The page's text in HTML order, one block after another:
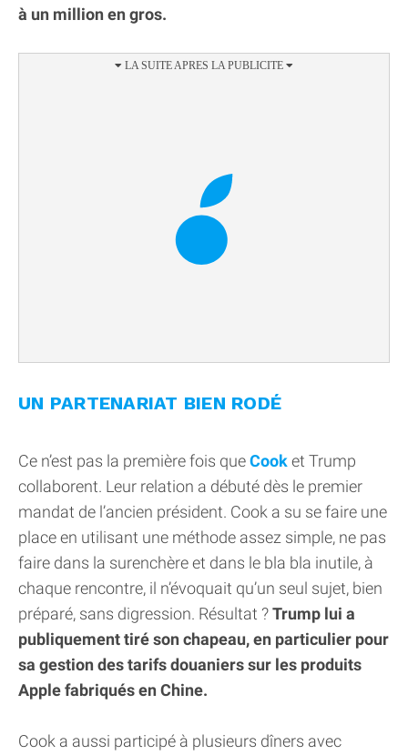
à un million en gros.
UN PARTENARIAT BIEN RODÉ
Ce n’est pas la première fois queCooket Trump
collaborent. Leur relation a débuté dès le premier
mandat de l’ancien président. Cook a su se faire une
place en utilisant une méthode assez simple, ne pas
faire dans la surenchère et dans le bla bla inutile, à
chaque rencontre, il n’évoquait qu’un seul sujet, bien
préparé, sans digression. Résultat ?Trump lui a
publiquement tiré son chapeau, en particulier pour
sa gestion des tarifs douaniers sur les produits
Apple fabriqués en Chine.
Cook a aussi participé à plusieurs dîners avec